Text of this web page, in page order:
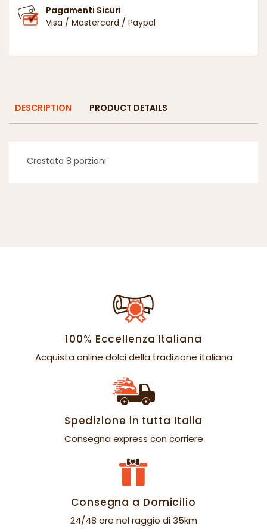
Pagamenti Sicuri
Visa / Mastercard / Paypal
DESCRIPTION PRODUCT DETAILS
Crostata 8 porzioni
100% Eccellenza Italiana
Acquista online dolci della tradizione italiana
Spedizione in tutta Italia
Consegna express con corriere
Consegna a Domicilio
24/48 ore nel raggio di 35km